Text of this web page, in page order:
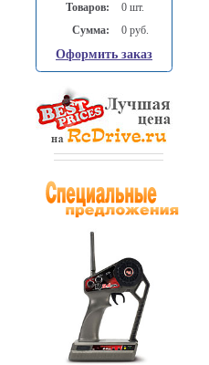
Товаров:
0 шт.
Сумма:
0 руб.
Оформить заказ